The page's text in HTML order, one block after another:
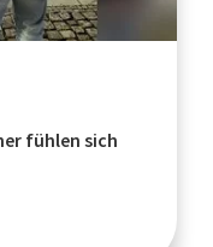
fühlen sich